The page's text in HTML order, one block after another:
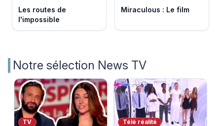
Les routes de
l'impossible
Miraculous : Le film
Notre sélection News TV
TV Télé réalité